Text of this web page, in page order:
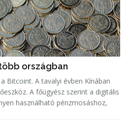
országban
Bitcoint. A tavalyi évben Kínában
A főügyész szerint a digitális
használható pénzmosáshoz,